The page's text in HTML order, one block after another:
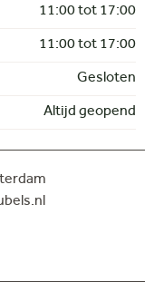
11:00 tot 17:00
11:00 tot 17:00
Gesloten
Altijd geopend